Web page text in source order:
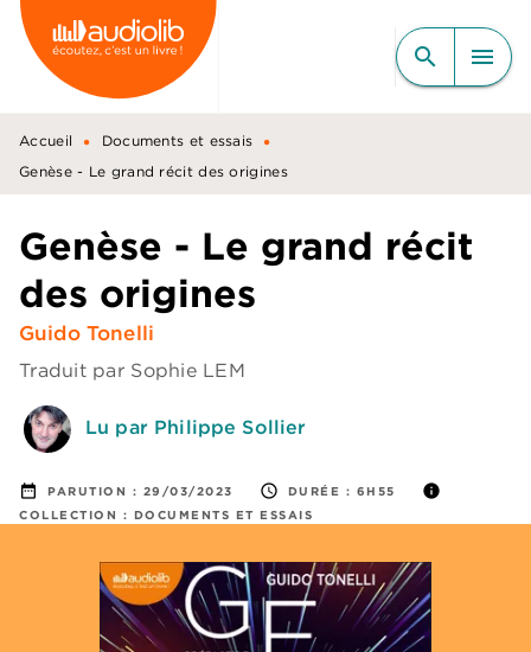
MENU RECHERCHE
CONTENU
PIED DE PAGE
search menu
Accueil • Documents et essais •
Genèse - Le grand récit des origines
Genèse - Le grand récit
des origines
Guido Tonelli
Traduit par Sophie LEM
Lu par Philippe Sollier
date_range PARUTION : 29/03/2023 access_time DURÉE : 6H55 info
COLLECTION : DOCUMENTS ET ESSAIS